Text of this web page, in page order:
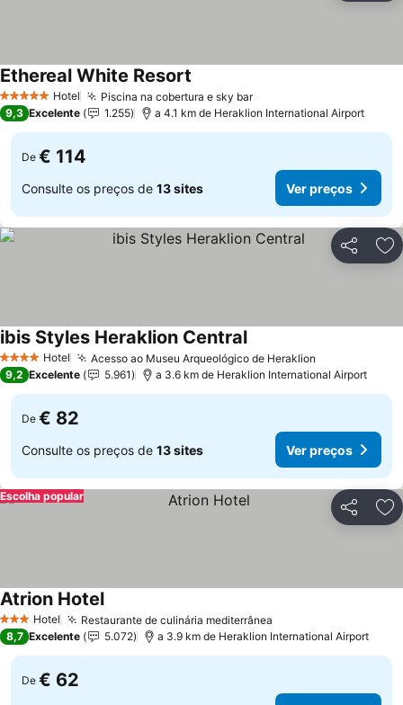
5 Estrelas Hotel Piscina na cobertura e sky bar
Ethereal White Resort
9,3 Excelente 1.255 a 4.1 km de Heraklion International Airport
De € 114
Consulte os preços de 13 sites Ver preços
Partilhar
4 EstrelasHotel Acesso ao Museu Arqueológico de Heraklion
ibis Styles Heraklion Central
9,2 Excelente 5.961 a 3.6 km de Heraklion International Airport
De € 82
Consulte os preços de 13 sites Ver preços
Partilhar
Escolha popular
3 EstrelasHotel Restaurante de culinária mediterrânea
Atrion Hotel
8,7 Excelente 5.072 a 3.9 km de Heraklion International Airport
De € 62